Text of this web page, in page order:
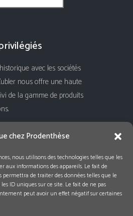
chez Prodenthèse
nous utilisons des technologies telles que les
aux informations des appareils. Le fait de
permettra de traiter des données telles que le
ID uniques sur ce site. Le fait de ne pas
peut avoir un effet négatif sur certaines
avec les sociétés
nous offre une haute
de la gamme de produits
!